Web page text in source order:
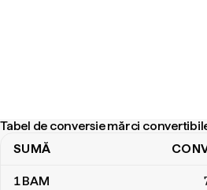
Tabel de conversie mărci
Tabel de conversie mărci convertibile
SUMĂ
1BAM